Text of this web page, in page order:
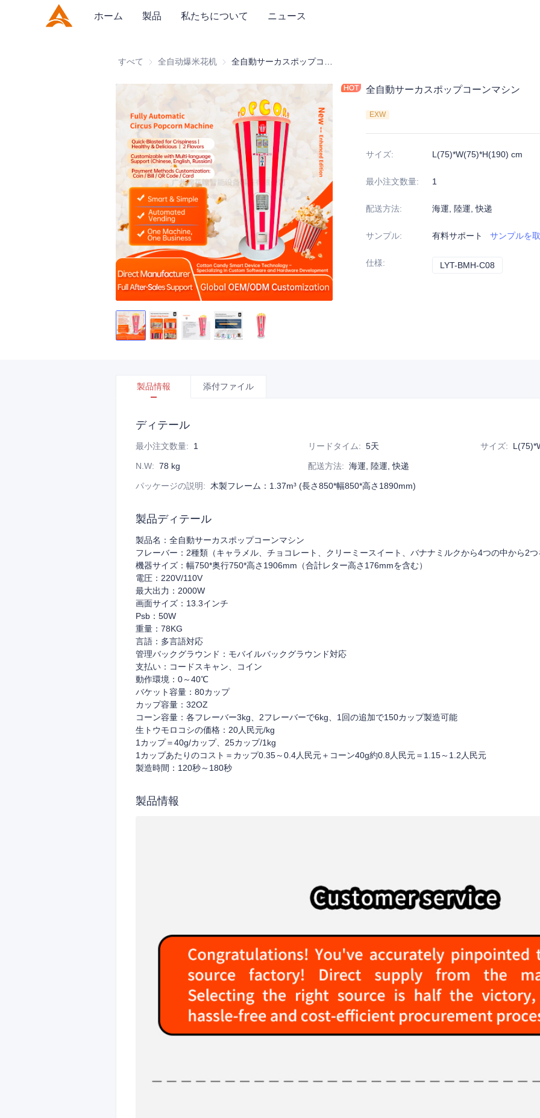
ホーム 製品 私たちについて ニュース
すべて 全自动爆米花机 全自动爆米花机
全自動サーカスポップコーンマシン
EXW
サイズ: L(75)*W(75)*H(190) cm
最小注文数量: 1
配送方法: 海運, 陸運, 快递
サンプル: 有料サポート サンプルを
仕様: LYT-BMH-C08
製品情報 添付ファイル
ディテール
最小注文数量: 1 リードタイム: 5天 サイズ:
N.W: 78 kg 配送方法: 海運, 陸運, 快递
パッケージの説明: 木製フレーム：1.37m³ (長さ850*幅850*高さ1890mm)
製品ディテール
製品名：全自動サーカスポップコーンマシン
フレーバー：2種類（キャラメル、チョコレート、クリーミースイート、バナナミルクから4つの中から2
機器サイズ：幅750*奥行750*高さ1906mm（合計レター高さ176mmを含む）
電圧：220V/110V
最大出力：2000W
画面サイズ：13.3インチ
Psb：50W
重量：78KG
言語：多言語対応
管理バックグラウンド：モバイルバックグラウンド対応
支払い：コードスキャン、コイン
動作環境：0～40℃
バケット容量：80カップ
カップ容量：32OZ
コーン容量：各フレーバー3kg、2フレーバーで6kg、1回の追加で150カップ製造可能
生トウモロコシの価格：20人民元/kg
1カップ＝40g/カップ、25カップ/1kg
1カップあたりのコスト＝カップ0.35～0.4人民元＋コーン40g約0.8人民元＝1.15～1.2人民元
製造時間：120秒～180秒
製品情報